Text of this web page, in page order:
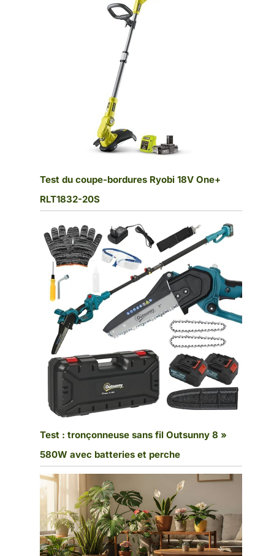
Test du coupe-bordures Ryobi 18V One+
RLT1832-20S
Test : tronçonneuse sans fil Outsunny 8 »
580W avec batteries et perche